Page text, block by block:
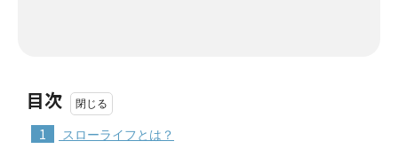
目次
1 スローライフとは？